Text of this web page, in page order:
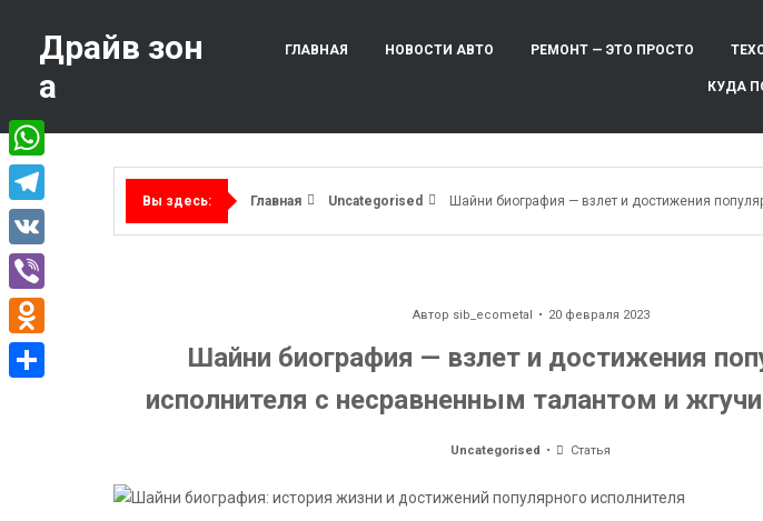
содержимому
Драйв зон
а
ГЛАВНАЯ НОВОСТИ АВТО РЕМОНТ — ЭТО ПРОСТО
КУДА
Вы здесь: Главная Uncategorised Шайни биография — взлет и достижения
Автор sib_ecometal 20 февраля 2023
Шайни биография — взлет и достижения
исполнителя с несравненным талантом и
Uncategorised Статья
WhatsApp
Telegram
VK
Viber
Odnoklassniki